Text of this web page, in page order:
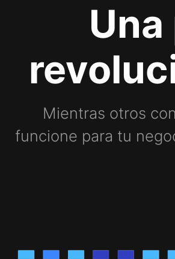
Mientras otros
funcione para tu